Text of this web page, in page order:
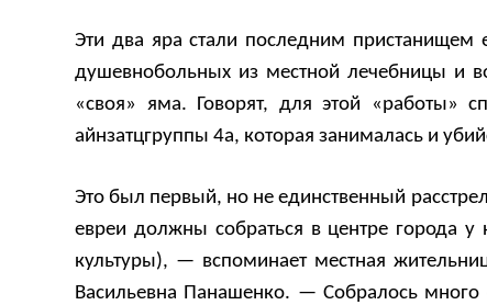
Эти два яра стали последним пристанищем
душевнобольных из местной лечебницы и
«своя» яма. Говорят, для этой «работы»
айнзатцгруппы 4а, которая занималась и
Это был первый, но не единственный
евреи должны собраться в центре города
культуры), — вспоминает местная
Васильевна Панашенко. — Собралось